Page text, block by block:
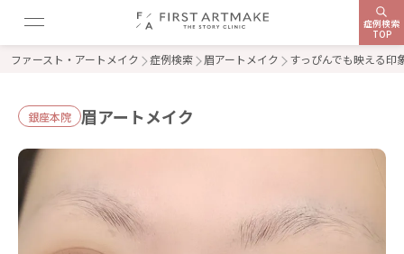
症例検索
TOP
ファースト・アートメイク 症例検索 眉アートメイク すっぴんでも映える印
銀座本院 眉アートメイク